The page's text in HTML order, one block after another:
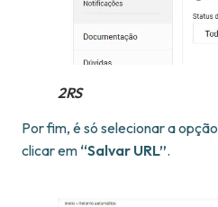
2RS
Por fim, é só selecionar a opção
clicar em “Salvar URL”.